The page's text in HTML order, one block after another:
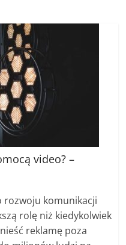
video? –
rozwoju komunikacji
rolę niż kiedykolwiek
reklamę poza